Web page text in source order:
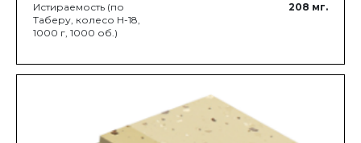
Истираемость (по
Таберу, колесо Н-18,
1000 г, 1000 об.)
208 мг.